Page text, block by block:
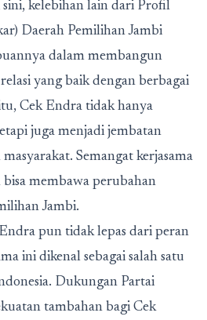
kelebihan lain dari Profil
Daerah Pemilihan Jambi
dalam membangun
yang baik dengan berbagai
Cek Endra tidak hanya
juga menjadi jembatan
Semangat kerjasama
membawa perubahan
Jambi.
pun tidak lepas dari peran
ini dikenal sebagai salah satu
Dukungan Partai
tambahan bagi Cek